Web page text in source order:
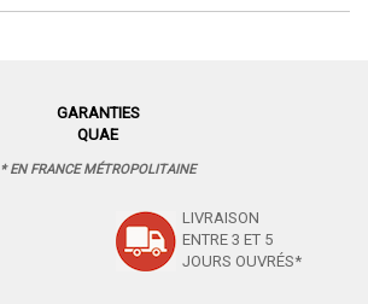
GARANTIES
QUAE
* EN FRANCE MÉTROPOLITAINE
LIVRAISON
ENTRE 3 ET 5
JOURS OUVRÉS*